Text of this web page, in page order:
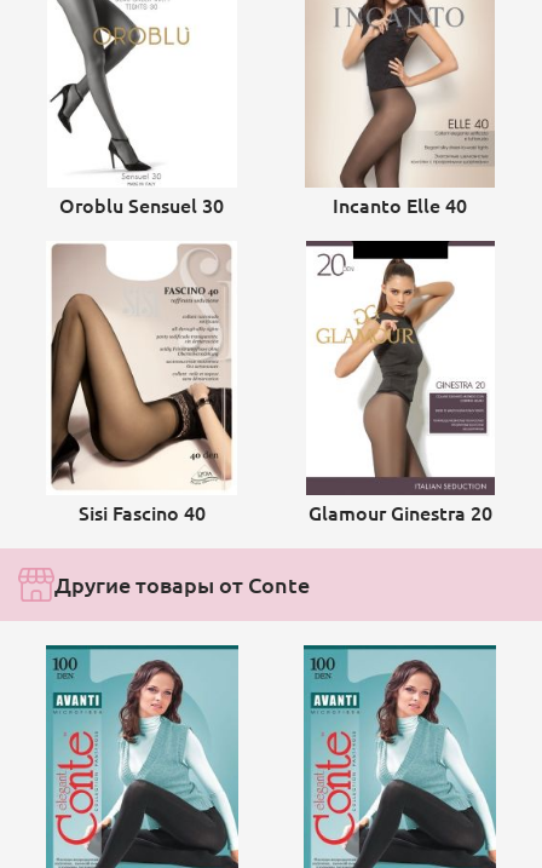
Oroblu Sensuel 30 Incanto Elle 40
Sisi Fascino 40 Glamour Ginestra 20
Другие товары от Conte